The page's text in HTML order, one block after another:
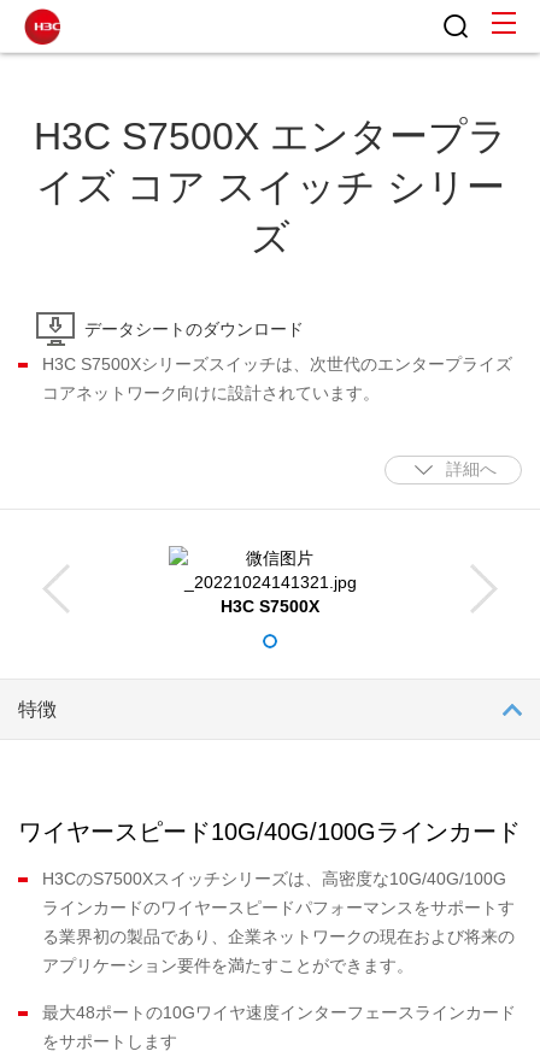
H3C S7500X エンタープラ
イズ コア スイッチ シリー
ズ
データシートのダウンロード
H3C S7500Xシリーズスイッチは、次世代のエンタープライズ
コアネットワーク向けに設計されています。
テムComware V7を使用し、次の機能を提供します：既存の
豊富なレイヤー2およびレイヤー3の機能性MDC（マルチテナン
トデバイスコンテキスト）、EVI（イーサネット仮想化インタ
ーコネクト）、VXLAN、およびMACsecIRF2（Intelligent
S7500Xスイッチシリーズには、S7503X、S7506X-POE、
詳細へ
H3C S7500X
特徴
ワイヤースピード10G/40G/100Gラインカード
H3CのS7500Xスイッチシリーズは、高密度な10G/40G/100G
ラインカードのワイヤースピードパフォーマンスをサポートす
る業界初の製品であり、企業ネットワークの現在および将来の
アプリケーション要件を満たすことができます。
最大48ポートの10Gワイヤ速度インターフェースラインカード
をサポートします